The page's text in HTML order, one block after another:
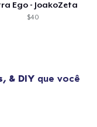
Ego - JoakoZeta
$40
& DIY que você